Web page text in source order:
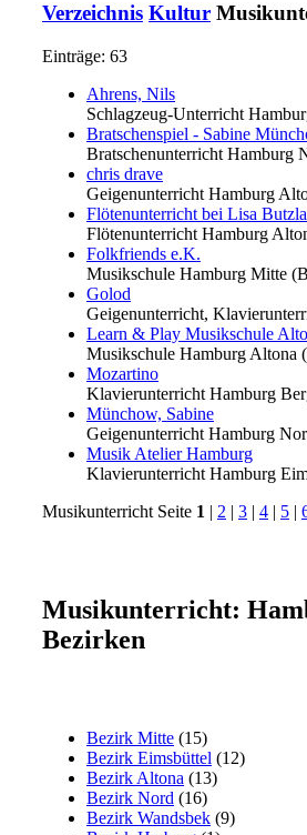
Verzeichnis Kultur
Einträge: 63
Ahrens, Nils
Schlagzeug-Unterricht
Bratschenspiel - Sabine
Bratschenunterricht Hamburg
chris drave
Geigenunterricht Hamburg
Flötenunterricht bei Lisa
Flötenunterricht Hamburg
Folkfriends e.K.
Musikschule Hamburg Mitte
Golod
Geigenunterricht,
Learn & Play Musikschule
Musikschule Hamburg Altona
Mozartino
Klavierunterricht Hamburg
Münchow, Sabine
Geigenunterricht Hamburg
Musik Atelier Hamburg
Klavierunterricht Hamburg
Musikunterricht Seite 1 | 2 | 3 | 4 | 5 |
Musikunterricht:
Bezirken
Bezirk Mitte (15)
Bezirk Eimsbüttel (12)
Bezirk Altona (13)
Bezirk Nord (16)
Bezirk Wandsbek (9)